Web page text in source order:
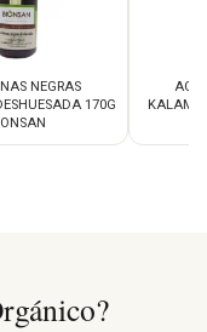
NEGRAS
170G